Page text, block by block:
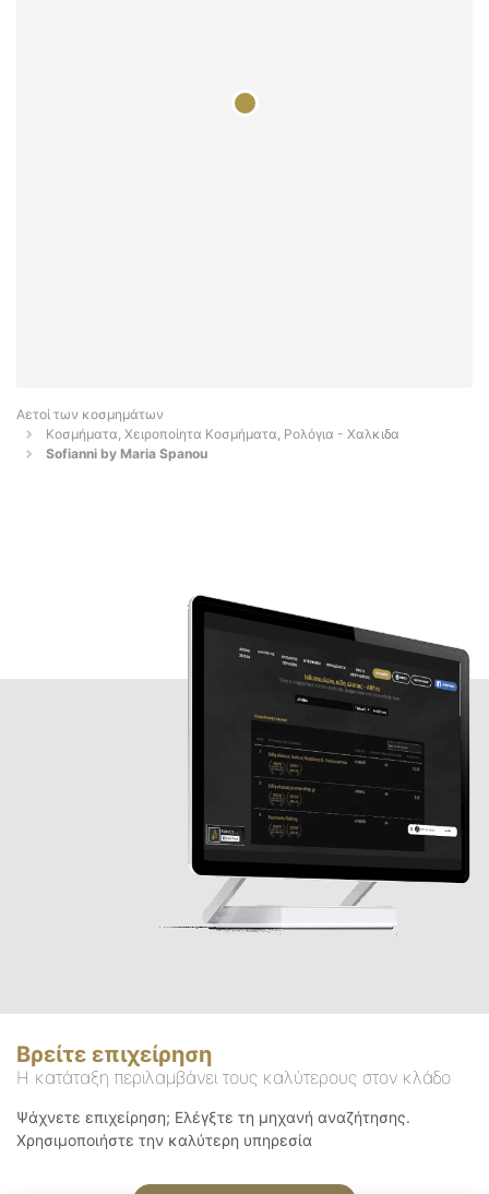
Αετοί των κοσμημάτων
Κοσμήματα, Χειροποίητα Κοσμήματα, Ρολόγια - Χαλκιδα
Sofianni by Maria Spanou
Βρείτε επιχείρηση
Η κατάταξη περιλαμβάνει τους καλύτερους στον κλάδο
Ψάχνετε επιχείρηση; Ελέγξτε τη μηχανή αναζήτησης.
Χρησιμοποιήστε την καλύτερη υπηρεσία